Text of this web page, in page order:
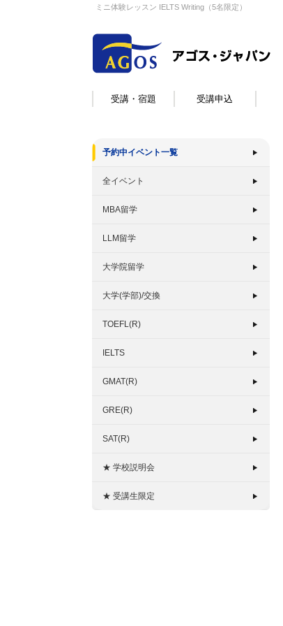
ミニ体験レッスン IELTS Writing（5名限定）
受講・宿題 受講申込
予約中イベント一覧
全イベント
MBA留学
LLM留学
大学院留学
大学(学部)/交換
TOEFL(R)
IELTS
GMAT(R)
GRE(R)
SAT(R)
★ 学校説明会
★ 受講生限定